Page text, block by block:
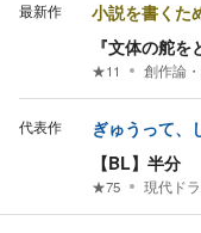
最新作 小説を書くた
『文体の舵
★11 創作論
代表作 ぎゅうって、
【BL】半分
★75 現代ド